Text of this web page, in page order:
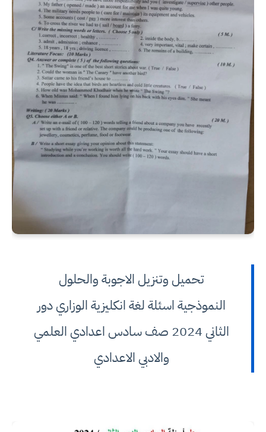
تحميل وتنزيل الاجوبة والحلول
النموذجية اسئلة لغة انكليزية الوزاري دور
الثاني 2024 صف سادس اعدادي العلمي
والادبي الاعدادي